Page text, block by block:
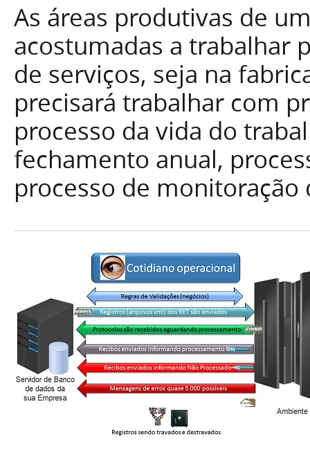
As áreas produtivas de
acostumadas a trabalhar
de serviços, seja na
precisará trabalhar com
processo da vida do
fechamento anual,
processo de